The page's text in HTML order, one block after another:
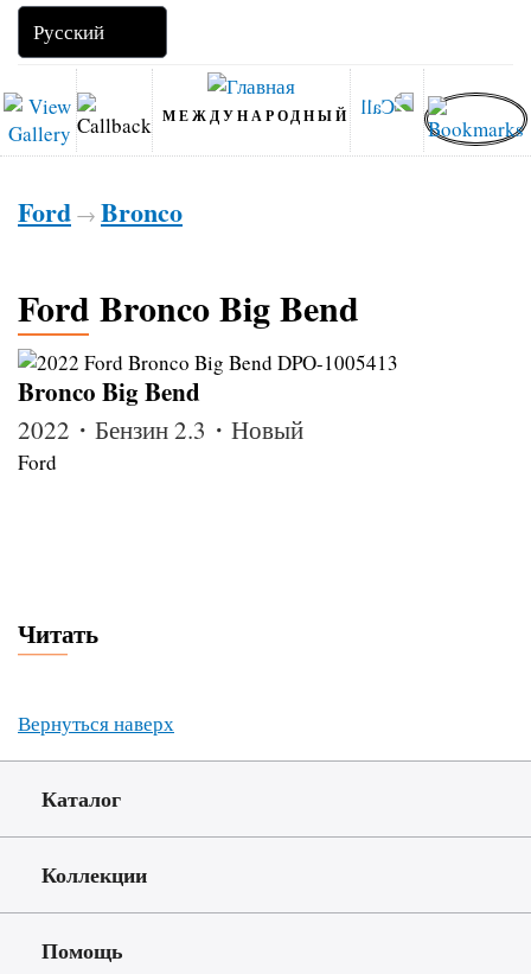
МЕЖДУНАРОДНЫЙ
Ford → Bronco
Ford Bronco Big Bend
Bronco Big Bend
2022・Бензин 2.3・Новый
Ford
Читать
Вернуться наверх
Каталог
Коллекции
Помощь